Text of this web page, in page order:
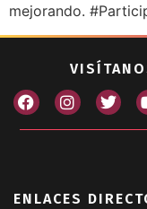
mejorando.
ENLACES